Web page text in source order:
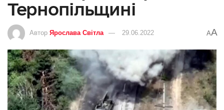
Тернопільщині
Автор Ярослава Світла 29.06.2022 AA